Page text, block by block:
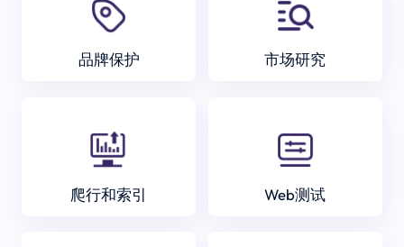
品牌保护 市场研究
爬行和索引 Web测试